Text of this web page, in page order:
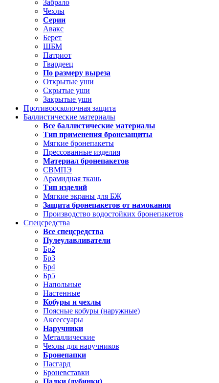
Забрало
Чехлы
Серии
Авакс
Берет
ШБМ
Патриот
Гвардеец
По размеру выреза
Открытые уши
Скрытые уши
Закрытые уши
Противоосколочная защита
Баллистические материалы
Все баллистические материалы
Тип применения бронезащиты
Мягкие бронепакеты
Прессованные изделия
Материал бронепакетов
СВМПЭ
Арамидная ткань
Тип изделий
Мягкие экраны для БЖ
Защита бронепакетов от намокания
Производство водостойких бронепакетов
Спецсредства
Все спецсредства
Пулеулавливатели
Бр2
Бр3
Бр4
Бр5
Напольные
Настенные
Кобуры и чехлы
Поясные кобуры (наружные)
Аксессуары
Наручники
Металлические
Чехлы для наручников
Бронепапки
Пасгард
Броневставки
Палки (дубинки)